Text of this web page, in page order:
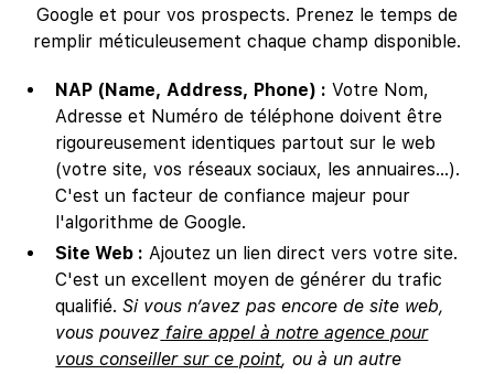
Google et pour vos prospects. Prenez le temps de
remplir méticuleusement chaque champ disponible.
NAP (Name, Address, Phone) : Votre Nom,
Adresse et Numéro de téléphone doivent être
rigoureusement identiques partout sur le web
(votre site, vos réseaux sociaux, les annuaires...).
C'est un facteur de confiance majeur pour
l'algorithme de Google.
Site Web : Ajoutez un lien direct vers votre site.
C'est un excellent moyen de générer du trafic
qualifié.Si vous n’avez pas encore de site web,
vous pouvez faire appel à notre agence pour
vous conseiller sur ce point, ou à un autre